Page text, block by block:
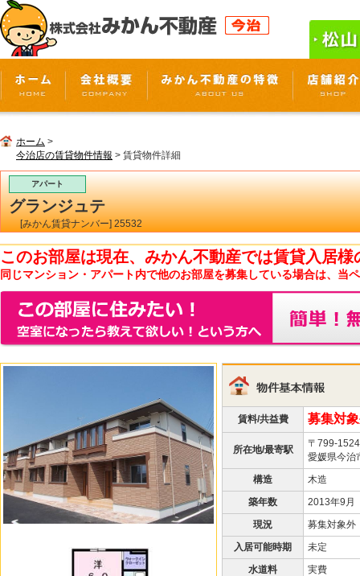
ホーム >
今治店の賃貸物件情報 > 賃貸物件詳細
アパート
グランジュテ
[みかん賃貸ナンバー] 25532
このお部屋は現在、みかん不動産では賃貸入居
同じマンション・アパート内で他のお部屋を募集している場合は、当
賃料/共益費 募集対
所在地/最寄駅
〒799-1524
愛媛県今治
構造
木造
築年数
2013年9
現況
募集対象外
入居可能時期
未定
水道料
実費